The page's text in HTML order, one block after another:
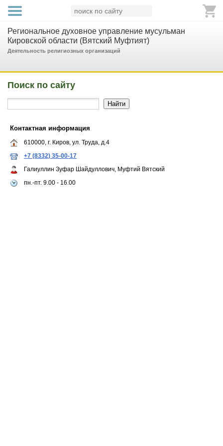
Региональное духовное управление мусульман
Кировской области (Вятский Муфтият)
Деятельность религиозных организаций
Поиск по сайту
Контактная информация
610000, г. Киров, ул. Труда, д.4
+7 (8332) 35-00-17
Галиуллин Зуфар Шайдуллович, Муфтий Вятский
пн.-пт. 9.00 - 16.00